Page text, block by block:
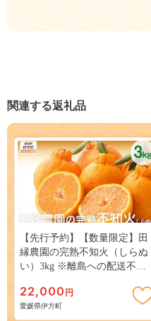
関連する返礼品
【先行予約】【数量限定】田
縁農園の完熟不知火（しらぬ
い）3kg ※離島への配送不可
送）IKTA019
22,000 円
愛媛県伊方町